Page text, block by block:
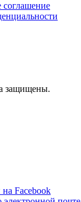
соглашение
защищены.
Facebook